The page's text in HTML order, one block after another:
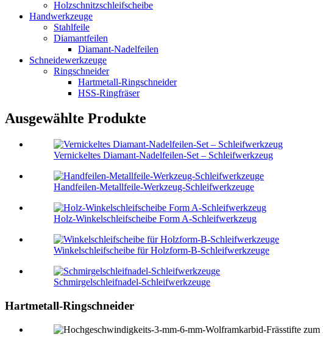
Holzschnitzschleifscheibe
Handwerkzeuge
Stahlfeile
Diamantfeilen
Diamant-Nadelfeilen
Schneidewerkzeuge
Ringschneider
Hartmetall-Ringschneider
HSS-Ringfräser
Ausgewählte Produkte
Vernickeltes Diamant-Nadelfeilen-Set – Schleifwerkzeug
Handfeilen-Metallfeile-Werkzeug-Schleifwerkzeuge
Holz-Winkelschleifscheibe Form A-Schleifwerkzeug
Winkelschleifscheibe für Holzform-B-Schleifwerkzeuge
Schmirgelschleifnadel-Schleifwerkzeuge
Hartmetall-Ringschneider